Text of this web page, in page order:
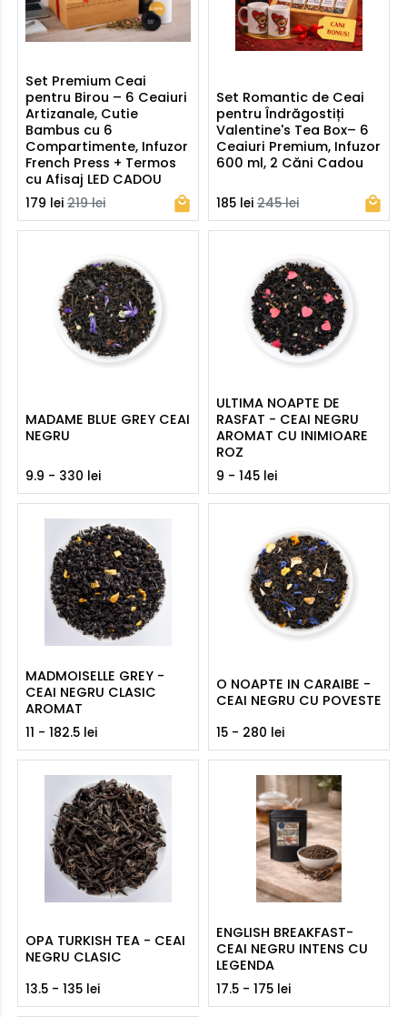
Set Premium Ceai
pentru Birou – 6 Ceaiuri
Artizanale, Cutie
Bambus cu 6
Compartimente, Infuzor
French Press + Termos
cu Afisaj LED CADOU
179 lei 219 lei
Set Romantic de Ceai
pentru Îndrăgostiți
Valentine's Tea Box– 6
Ceaiuri Premium, Infuzor
600 ml, 2 Căni Cadou
185 lei 245 lei
MADAME BLUE GREY CEAI
NEGRU
9.9 - 330 lei
ULTIMA NOAPTE DE
RASFAT - CEAI NEGRU
AROMAT CU INIMIOARE
ROZ
9 - 145 lei
MADMOISELLE GREY -
CEAI NEGRU CLASIC
AROMAT
11 - 182.5 lei
O NOAPTE IN CARAIBE -
CEAI NEGRU CU POVESTE
15 - 280 lei
OPA TURKISH TEA - CEAI
NEGRU CLASIC
13.5 - 135 lei
ENGLISH BREAKFAST-
CEAI NEGRU INTENS CU
LEGENDA
17.5 - 175 lei